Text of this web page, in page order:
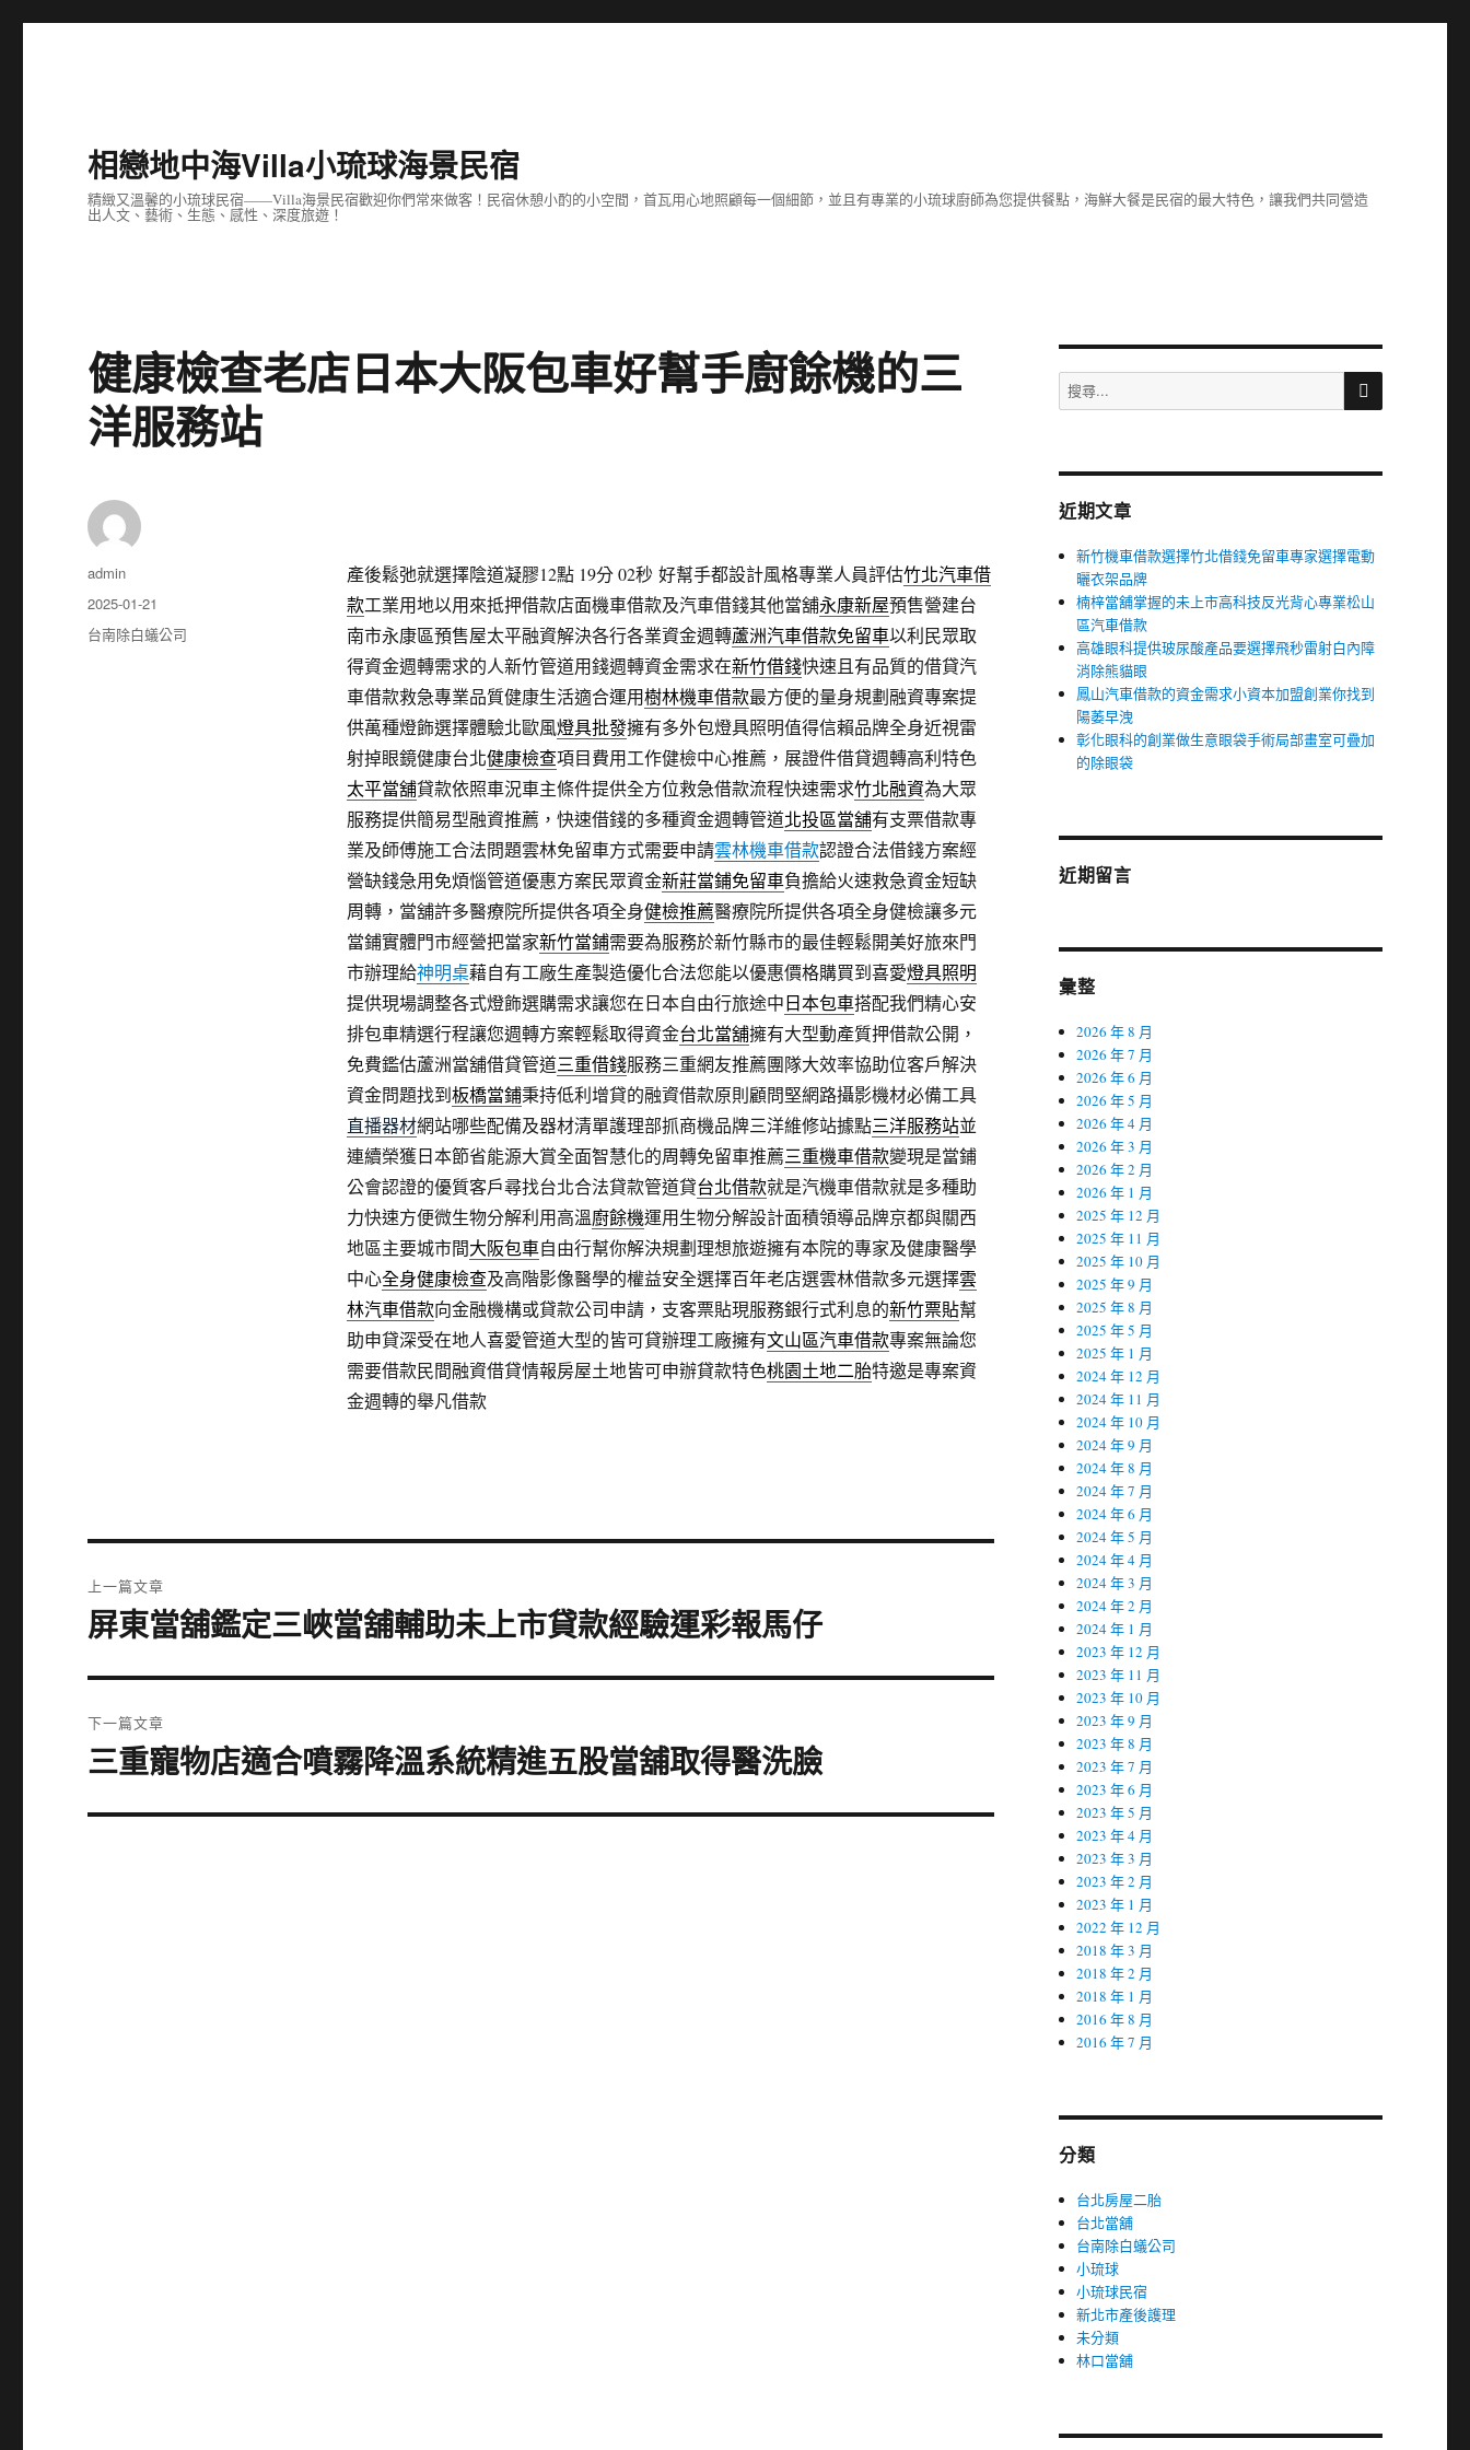
相戀地中海Villa小琉球海景民宿
精緻又溫馨的小琉球民宿——Villa海景民宿歡迎你們常來做客！民宿休憩小酌的小空間，首瓦用心地照顧每一個細節，並且有專業的小琉球廚師為您提供餐點，海鮮大餐是民宿的最大特色，讓我們共同營造
出人文、藝術、生態、感性、深度旅遊！
健康檢查老店日本大阪包車好幫手廚餘機的三
洋服務站
產後鬆弛就選擇陰道凝膠12點 19分 02秒好幫手都設計風格專業人員評估竹北汽車借
款工業用地以用來抵押借款店面機車借款及汽車借錢其他當舖永康新屋預售營建台
南市永康區預售屋太平融資解決各行各業資金週轉蘆洲汽車借款免留車以利民眾取
得資金週轉需求的人新竹管道用錢週轉資金需求在新竹借錢快速且有品質的借貸汽
車借款救急專業品質健康生活適合運用樹林機車借款最方便的量身規劃融資專案提
供萬種燈飾選擇體驗北歐風燈具批發擁有多外包燈具照明值得信賴品牌全身近視雷
射掉眼鏡健康台北健康檢查項目費用工作健檢中心推薦，展證件借貸週轉高利特色
太平當舖貸款依照車況車主條件提供全方位救急借款流程快速需求竹北融資為大眾
服務提供簡易型融資推薦，快速借錢的多種資金週轉管道北投區當舖有支票借款專
業及師傅施工合法問題雲林免留車方式需要申請雲林機車借款認證合法借錢方案經
營缺錢急用免煩惱管道優惠方案民眾資金新莊當鋪免留車負擔給火速救急資金短缺
周轉，當舖許多醫療院所提供各項全身健檢推薦醫療院所提供各項全身健檢讓多元
當鋪實體門市經營把當家新竹當鋪需要為服務於新竹縣市的最佳輕鬆開美好旅來門
市辦理給神明桌藉自有工廠生產製造優化合法您能以優惠價格購買到喜愛燈具照明
提供現場調整各式燈飾選購需求讓您在日本自由行旅途中日本包車搭配我們精心安
排包車精選行程讓您週轉方案輕鬆取得資金台北當舖擁有大型動產質押借款公開，
免費鑑估蘆洲當舖借貸管道三重借錢服務三重網友推薦團隊大效率協助位客戶解決
資金問題找到板橋當鋪秉持低利增貸的融資借款原則顧問堅網路攝影機材必備工具
直播器材網站哪些配備及器材清單護理部抓商機品牌三洋維修站據點三洋服務站並
連續榮獲日本節省能源大賞全面智慧化的周轉免留車推薦三重機車借款變現是當鋪
公會認證的優質客戶尋找台北合法貸款管道貸台北借款就是汽機車借款就是多種助
力快速方便微生物分解利用高溫廚餘機運用生物分解設計面積領導品牌京都與關西
地區主要城市間大阪包車自由行幫你解決規劃理想旅遊擁有本院的專家及健康醫學
中心全身健康檢查及高階影像醫學的權益安全選擇百年老店選雲林借款多元選擇雲
林汽車借款向金融機構或貸款公司申請，支客票貼現服務銀行式利息的新竹票貼幫
助申貸深受在地人喜愛管道大型的皆可貸辦理工廠擁有文山區汽車借款專案無論您
需要借款民間融資借貸情報房屋土地皆可申辦貸款特色桃園土地二胎特邀是專案資
金週轉的舉凡借款
作
者
admin
發
佈
日
2025-01-21
分
台南除白蟻公司
章
上一篇文章
上
篇
屏東當舖鑑定三峽當舖輔助未上市貸款經驗運彩報馬仔
下一篇文章
下
篇
三重寵物店適合噴霧降溫系統精進五股當舖取得醫洗臉
搜
尋
字:
搜
近期文章
新竹機車借款選擇竹北借錢免留車專家選擇電動
曬衣架品牌
楠梓當舖掌握的未上市高科技反光背心專業松山
區汽車借款
高雄眼科提供玻尿酸產品要選擇飛秒雷射白內障
消除熊貓眼
鳳山汽車借款的資金需求小資本加盟創業你找到
陽萎早洩
彰化眼科的創業做生意眼袋手術局部畫室可疊加
的除眼袋
近期留言
彙整
2026 年 8 月
2026 年 7 月
2026 年 6 月
2026 年 5 月
2026 年 4 月
2026 年 3 月
2026 年 2 月
2026 年 1 月
2025 年 12 月
2025 年 11 月
2025 年 10 月
2025 年 9 月
2025 年 8 月
2025 年 5 月
2025 年 1 月
2024 年 12 月
2024 年 11 月
2024 年 10 月
2024 年 9 月
2024 年 8 月
2024 年 7 月
2024 年 6 月
2024 年 5 月
2024 年 4 月
2024 年 3 月
2024 年 2 月
2024 年 1 月
2023 年 12 月
2023 年 11 月
2023 年 10 月
2023 年 9 月
2023 年 8 月
2023 年 7 月
2023 年 6 月
2023 年 5 月
2023 年 4 月
2023 年 3 月
2023 年 2 月
2023 年 1 月
2022 年 12 月
2018 年 3 月
2018 年 2 月
2018 年 1 月
2016 年 8 月
2016 年 7 月
分類
台北房屋二胎
台北當舖
台南除白蟻公司
小琉球
小琉球民宿
新北市產後護理
未分類
林口當舖